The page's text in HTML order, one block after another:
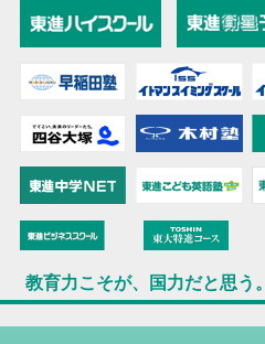
教育力こそが、国力だと思う。